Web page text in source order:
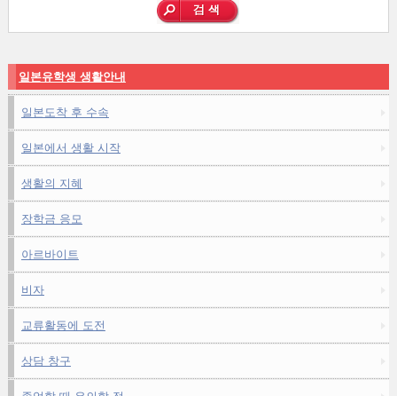
일본유학생 생활안내
일본도착 후 수속
일본에서 생활 시작
생활의 지혜
장학금 응모
아르바이트
비자
교류활동에 도전
상담 창구